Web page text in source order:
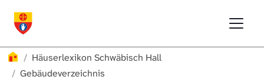
Häuserlexikon
Häuserlexikon Schwäbisch Hall
Gebäudeverzeichnis
Häuserlexikon SteinbachGebäudeverzeichnis